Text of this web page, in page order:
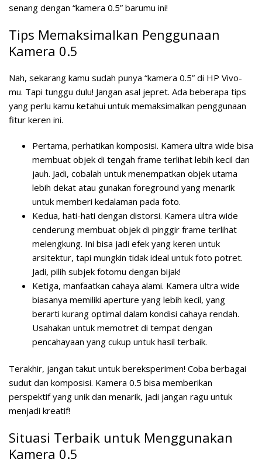
senang dengan “kamera 0.5” barumu ini!
Tips Memaksimalkan Penggunaan
Kamera 0.5
Nah, sekarang kamu sudah punya “kamera 0.5” di HP Vivo-
mu. Tapi tunggu dulu! Jangan asal jepret. Ada beberapa tips
yang perlu kamu ketahui untuk memaksimalkan penggunaan
fitur keren ini.
Pertama, perhatikan komposisi. Kamera ultra wide bisa
membuat objek di tengah frame terlihat lebih kecil dan
jauh. Jadi, cobalah untuk menempatkan objek utama
lebih dekat atau gunakan foreground yang menarik
untuk memberi kedalaman pada foto.
Kedua, hati-hati dengan distorsi. Kamera ultra wide
cenderung membuat objek di pinggir frame terlihat
melengkung. Ini bisa jadi efek yang keren untuk
arsitektur, tapi mungkin tidak ideal untuk foto potret.
Jadi, pilih subjek fotomu dengan bijak!
Ketiga, manfaatkan cahaya alami. Kamera ultra wide
biasanya memiliki aperture yang lebih kecil, yang
berarti kurang optimal dalam kondisi cahaya rendah.
Usahakan untuk memotret di tempat dengan
pencahayaan yang cukup untuk hasil terbaik.
Terakhir, jangan takut untuk bereksperimen! Coba berbagai
sudut dan komposisi. Kamera 0.5 bisa memberikan
perspektif yang unik dan menarik, jadi jangan ragu untuk
menjadi kreatif!
Situasi Terbaik untuk Menggunakan
Kamera 0.5